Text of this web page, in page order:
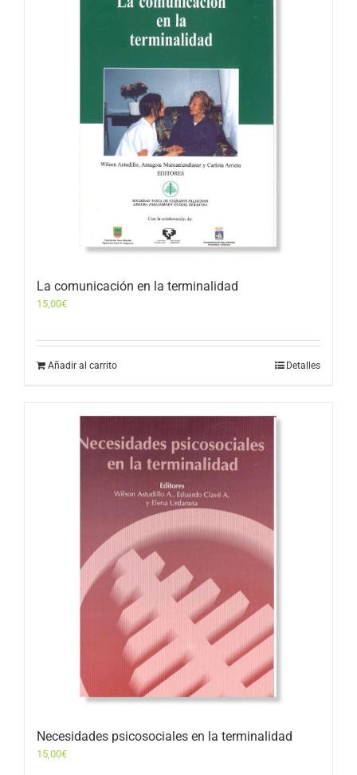
La comunicación en la terminalidad
15,00€
Añadir al carrito Detalles
Necesidades psicosociales en la terminalidad
15,00€